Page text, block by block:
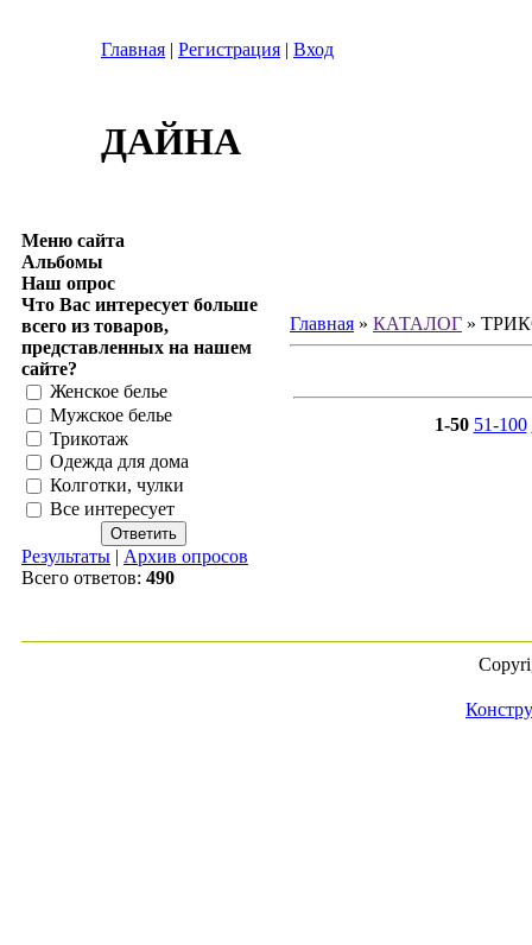
Главная | Регистрация | Вход
ДАЙНА
Меню сайта
Альбомы
Наш опрос
Что Вас интересует больше
всего из товаров,
представленных на нашем
сайте?
Женское белье
Мужское белье
Трикотаж
Одежда для дома
Колготки, чулки
Все интересует
Результаты | Архив опросов
Всего ответов: 490
Главная » КАТАЛОГ »
1-50 51-100